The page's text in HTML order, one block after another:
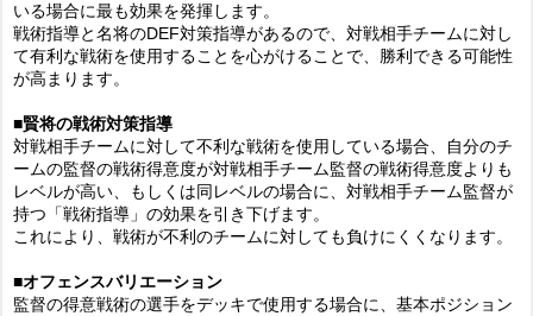
いる場合に最も効果を発揮します。
戦術指導と名将のDEF対策指導があるので、対戦相手チームに対し
て有利な戦術を使用することを心がけることで、勝利できる可能性
が高まります。
■賢将の戦術対策指導
対戦相手チームに対して不利な戦術を使用している場合、自分のチ
ームの監督の戦術得意度が対戦相手チーム監督の戦術得意度よりも
レベルが高い、もしくは同レベルの場合に、対戦相手チーム監督が
持つ「戦術指導」の効果を引き下げます。
これにより、戦術が不利のチームに対しても負けにくくなります。
■オフェンスバリエーション
監督の得意戦術の選手をデッキで使用する場合に、基本ポジション